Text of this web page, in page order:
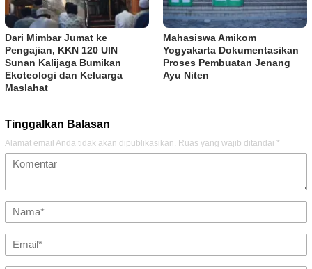
Dari Mimbar Jumat ke
Pengajian, KKN 120 UIN
Sunan Kalijaga Bumikan
Ekoteologi dan Keluarga
Maslahat
Mahasiswa Amikom
Yogyakarta Dokumentasikan
Proses Pembuatan Jenang
Ayu Niten
Tinggalkan Balasan
Alamat email Anda tidak akan dipublikasikan. Ruas yang wajib ditandai *